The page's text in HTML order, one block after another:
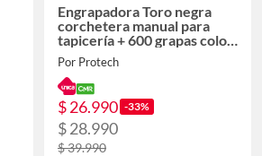
Engrapadora Toro negra
corchetera manual para
tapicería + 600 grapas color
negro
Por Protech
$ 26.990 -33%
$ 28.990
$ 39.990